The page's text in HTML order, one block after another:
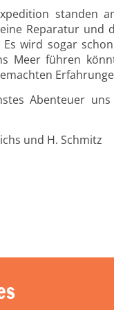
standen
Reparatur und
wird sogar
Meer führen
Abenteuer
und H. Schmitz